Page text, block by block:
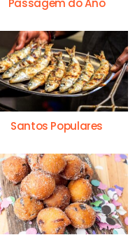
Passagem do Ano
Santos Populares